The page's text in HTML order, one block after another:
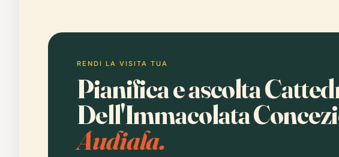
RENDI LA VISITA TUA
Pianifica e ascolta
Dell'Immacolata
Audiala.